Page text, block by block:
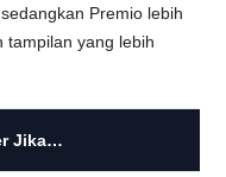
Premio lebih
tampilan yang lebih
Jika…